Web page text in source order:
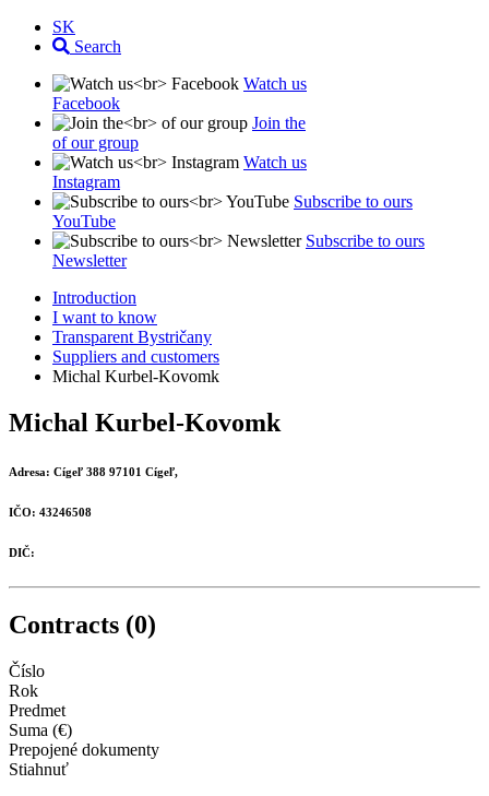
SK
Search
Watch us
Facebook
Join the
of our group
Watch us
Instagram
Subscribe to ours
YouTube
Subscribe to ours
Newsletter
Introduction
I want to know
Transparent Bystričany
Suppliers and customers
Michal Kurbel-Kovomk
Michal Kurbel-Kovomk
Adresa: Cígeľ 388 97101 Cígeľ,
IČO: 43246508
DIČ:
Contracts (0)
Číslo
Rok
Predmet
Suma (€)
Prepojené dokumenty
Stiahnuť